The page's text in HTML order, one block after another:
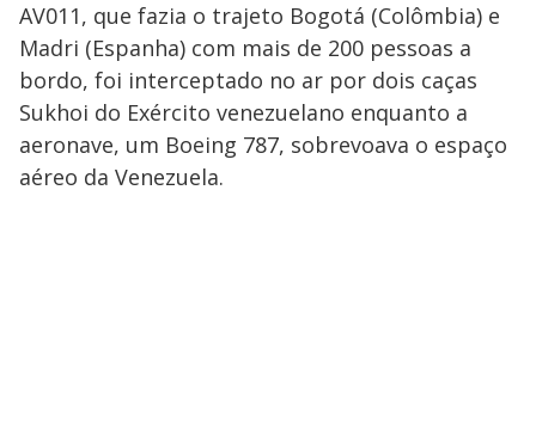
AV011, que fazia o trajeto Bogotá (Colômbia) e
Madri (Espanha) com mais de 200 pessoas a
bordo, foi interceptado no ar por dois caças
Sukhoi do Exército venezuelano enquanto a
aeronave, um Boeing 787, sobrevoava o espaço
aéreo da Venezuela.